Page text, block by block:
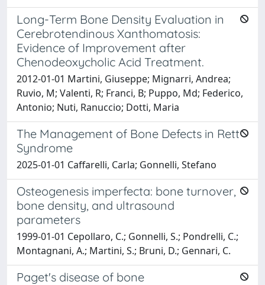
Long-Term Bone Density Evaluation in
Cerebrotendinous Xanthomatosis:
Evidence of Improvement after
Chenodeoxycholic Acid Treatment.
2012-01-01 Martini, Giuseppe; Mignarri, Andrea;
Ruvio, M; Valenti, R; Franci, B; Puppo, Md; Federico,
Antonio; Nuti, Ranuccio; Dotti, Maria
The Management of Bone Defects in Rett
Syndrome
2025-01-01 Caffarelli, Carla; Gonnelli, Stefano
Osteogenesis imperfecta: bone turnover,
bone density, and ultrasound
parameters
1999-01-01 Cepollaro, C.; Gonnelli, S.; Pondrelli, C.;
Montagnani, A.; Martini, S.; Bruni, D.; Gennari, C.
Paget's disease of bone